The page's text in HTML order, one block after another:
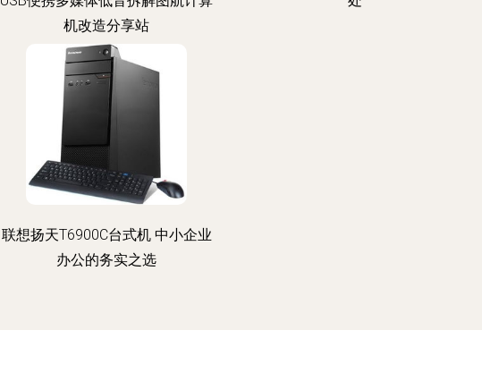
机改造分享站
联想扬天T6900C台式机 中小企业
办公的务实之选